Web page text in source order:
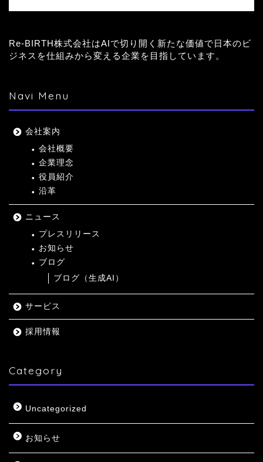
Re-BIRTH株式会社はAIで切り開く新たな価値で日本のビ
ジネスを仕組みから変える企業を目指しています。
Navi Menu
会社案内
会社概要
企業理念
役員紹介
沿革
ニュース
プレスリリース
お知らせ
ブログ
ブログ（生成AI）
サービス
採用情報
Category
Uncategorized
お知らせ